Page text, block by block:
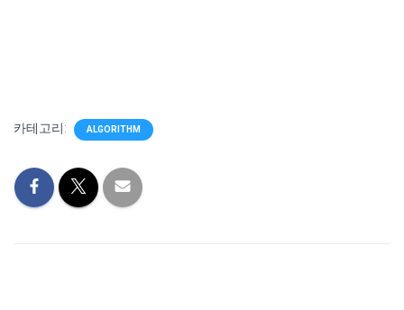
카테고리: ALGORITHM